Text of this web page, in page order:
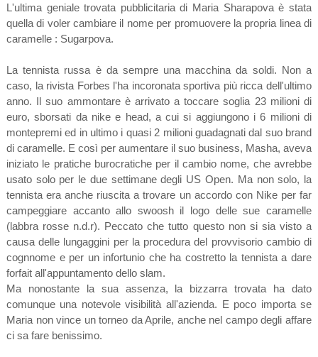
L'ultima geniale trovata pubblicitaria di Maria Sharapova è stata
quella di voler cambiare il nome per promuovere la propria linea di
caramelle : Sugarpova.
La tennista russa è da sempre una macchina da soldi. Non a
caso, la rivista Forbes l'ha incoronata sportiva più ricca dell'ultimo
anno. Il suo ammontare è arrivato a toccare soglia 23 milioni di
euro, sborsati da nike e head, a cui si aggiungono i 6 milioni di
montepremi ed in ultimo i quasi 2 milioni guadagnati dal suo brand
di caramelle. E così per aumentare il suo business, Masha, aveva
iniziato le pratiche burocratiche per il cambio nome, che avrebbe
usato solo per le due settimane degli US Open. Ma non solo, la
tennista era anche riuscita a trovare un accordo con Nike per far
campeggiare accanto allo swoosh il logo delle sue caramelle
(labbra rosse n.d.r). Peccato che tutto questo non si sia visto a
causa delle lungaggini per la procedura del provvisorio cambio di
cognnome e per un infortunio che ha costretto la tennista a dare
forfait all'appuntamento dello slam.
Ma nonostante la sua assenza, la bizzarra trovata ha dato
comunque una notevole visibilità all'azienda. E poco importa se
Maria non vince un torneo da Aprile, anche nel campo degli affare
ci sa fare benissimo.